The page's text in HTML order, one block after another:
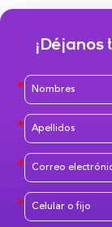
¡Déjanos